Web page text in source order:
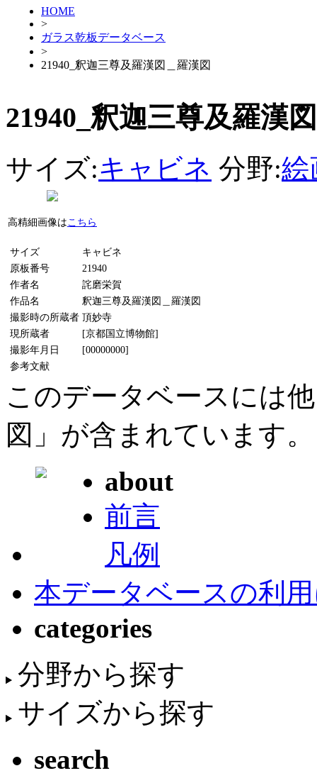
HOME
>
ガラス乾板データベース
>
21940_釈迦三尊及羅漢図＿羅漢図
21940_釈迦三尊及羅漢
サイズ:キャビネ 分野:絵
高精細画像はこちら
サイズ
キャビネ
原板番号
21940
作者名
詫磨栄賀
作品名
釈迦三尊及羅漢図＿羅漢図
撮影時の所蔵者 頂妙寺
現所蔵者
[京都国立博物館]
撮影年月日
[00000000]
参考文献
このデータベースには
図」が含まれています。
about
前言
凡例
本データベースの利
categories
分野から探す
サイズから探す
search